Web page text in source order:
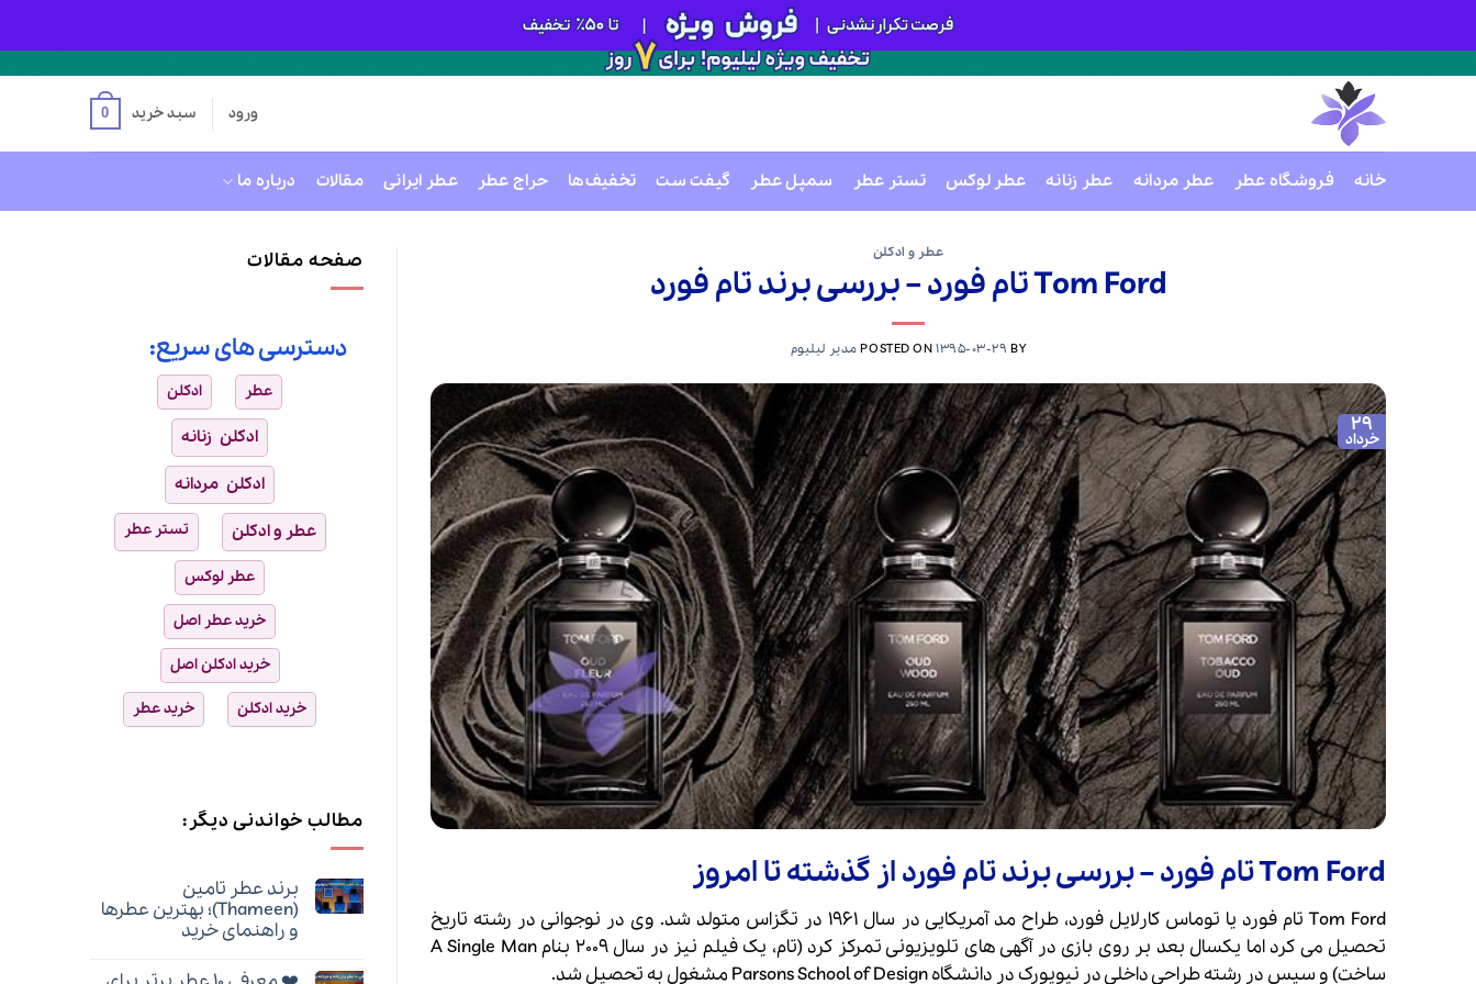
ورود سبد خرید 0
خانه فروشگاه عطر عطر مردانه عطر زنانه عطر لوکس تستر عطر سمپل عطر گیفت ست تخفیف‌ها حراج عطر عطر ایرانی مقالات درباره ما
عطر و ادکلن
Tom Ford تام فورد – بررسی برند تام فورد
POSTED ON1395-03-29 BY مدیر لیلیوم
29
خرداد
Tom Ford تام فورد – بررسی برند تام فورد از گذشته تا امروز
Tom Ford تام فورد یا توماس کارلایل فورد، طراح مد آمریکایی در سال 1961 در تگزاس متولد شد. وی در نوجوانی در رشته تاریخ
تحصیل می کرد اما یکسال بعد بر روی بازی در آگهی های تلویزیونی تمرکز کرد (تام، یک فیلم نیز در سال 2009 بنام A Single Man
ساخت) و سپس در رشته طراحی داخلی در نیویورک در دانشگاه Parsons School of Design مشغول به تحصیل شد.
صفحه مقالات
دسترسی های سریع:
عطر ادکلن
ادکلن زنانه
ادکلن مردانه
عطر و ادکلن تستر عطر
عطر لوکس
خرید عطر اصل
خرید ادکلن اصل
خرید ادکلن خرید عطر
مطالب خواندنی دیگر:
برند عطر تامین
(Thameen)؛ بهترین عطرها
و راهنمای خرید
برای